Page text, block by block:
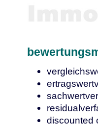
discounted